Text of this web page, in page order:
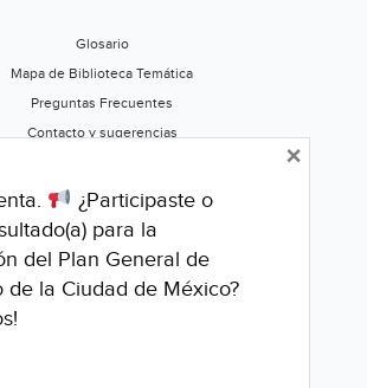
Glosario
Mapa de Biblioteca Temática
Preguntas Frecuentes
Contacto y sugerencias
Califica este portal
¿Participaste o
para la
del Plan General de
de la Ciudad de México?
×